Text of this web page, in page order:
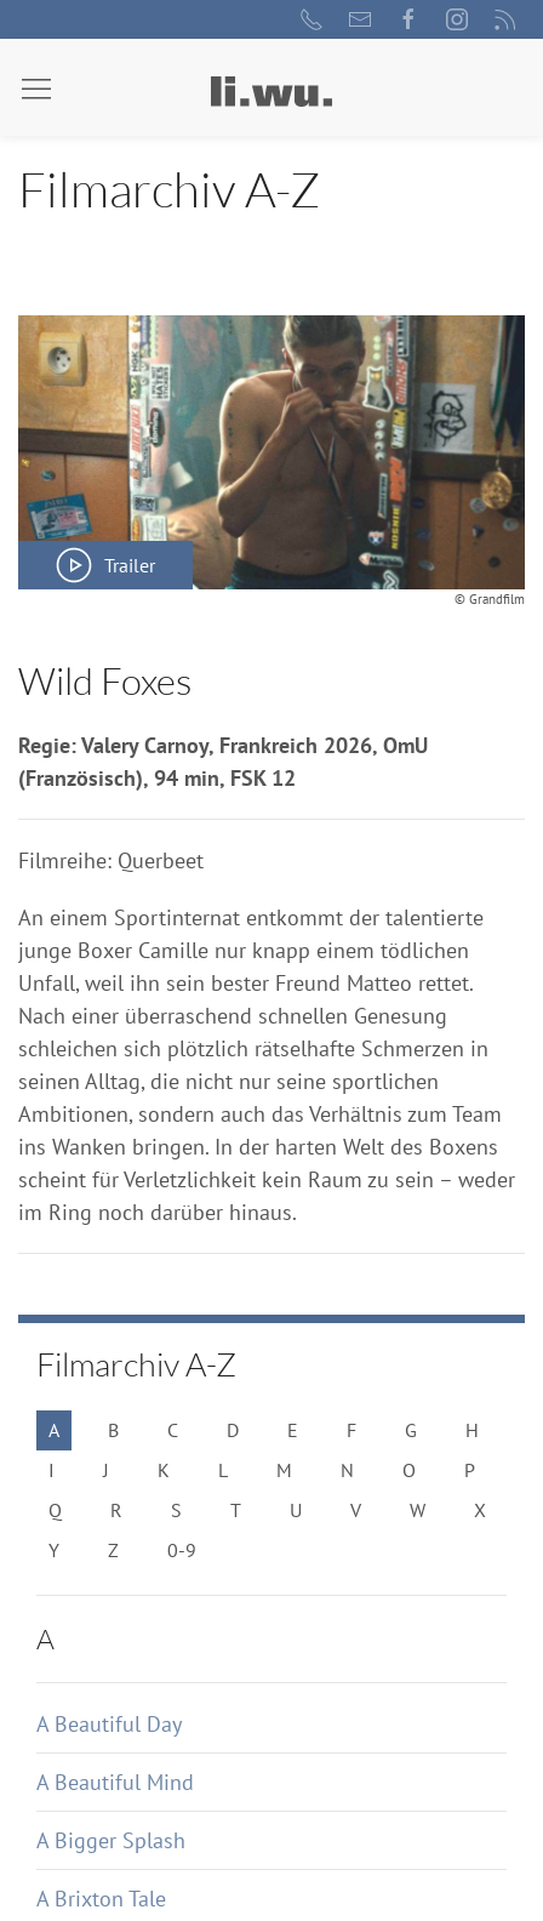
Filmarchiv A-Z
Trailer
© Grandfilm
Wild Foxes
Regie: Valery Carnoy, Frankreich 2026, OmU
(Französisch), 94 min, FSK 12
Filmreihe: Querbeet
An einem Sportinternat entkommt der talentierte
junge Boxer Camille nur knapp einem tödlichen
Unfall, weil ihn sein bester Freund Matteo rettet.
Nach einer überraschend schnellen Genesung
schleichen sich plötzlich rätselhafte Schmerzen in
seinen Alltag, die nicht nur seine sportlichen
Ambitionen, sondern auch das Verhältnis zum Team
ins Wanken bringen. In der harten Welt des Boxens
scheint für Verletzlichkeit kein Raum zu sein – weder
im Ring noch darüber hinaus.
Filmarchiv A-Z
A B C D E F G
H
I
J K L M N O
P
Q
R S T U V W
X
Y
Z 0-9
A
A Beautiful Day
A Beautiful Mind
A Bigger Splash
A Brixton Tale